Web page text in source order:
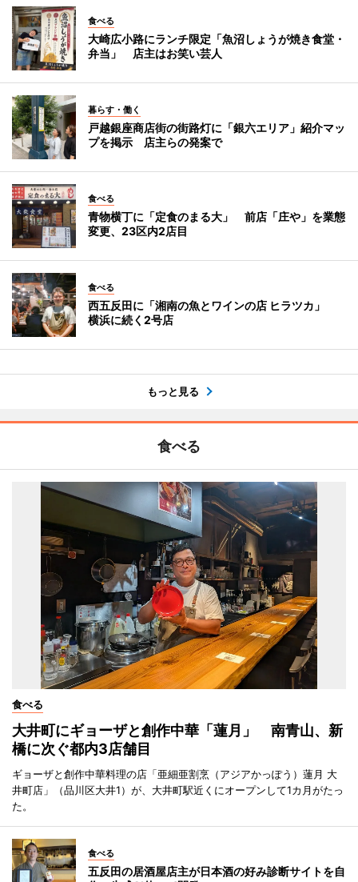
食べる
大崎広小路にランチ限定「魚沼しょうが焼き食堂・
弁当」 店主はお笑い芸人
暮らす・働く
戸越銀座商店街の街路灯に「銀六エリア」紹介マッ
プを掲示 店主らの発案で
食べる
青物横丁に「定食のまる大」 前店「庄や」を業態
変更、23区内2店目
食べる
西五反田に「湘南の魚とワインの店 ヒラツカ」
横浜に続く2号店
もっと見る
食べる
食べる
大井町にギョーザと創作中華「蓮月」 南青山、新
橋に次ぐ都内3店舗目
ギョーザと創作中華料理の店「亜細亜割烹（アジアかっぽう）蓮月 大
井町店」（品川区大井1）が、大井町駅近くにオープンして1カ月がたっ
た。
食べる
五反田の居酒屋店主が日本酒の好み診断サイトを自